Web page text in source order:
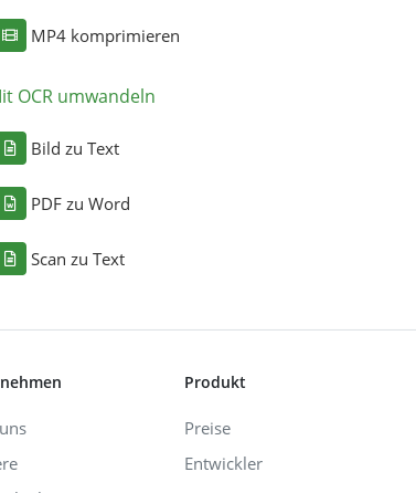
MP4 komprimieren
OCR umwandeln
Bild zu Text
PDF zu Word
Scan zu Text
Produkt
Preise
Entwickler